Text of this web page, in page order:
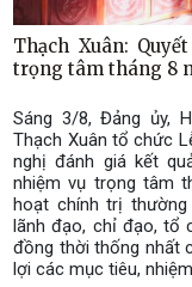
Thạch Xuân:
trọng tâm tháng 8
Sáng 3/8, Đảng ủy,
Thạch Xuân tổ chức
nghị đánh giá kết
nhiệm vụ trọng tâm
hoạt chính trị
lãnh đạo, chỉ đạo, tổ
đồng thời thống nhất
lợi các mục tiêu,